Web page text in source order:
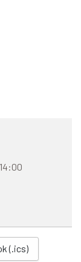
14:00
(.ics)